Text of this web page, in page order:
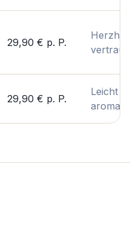
29,90 € p. P.
vertraut
29,90 € p. P.
Leicht &